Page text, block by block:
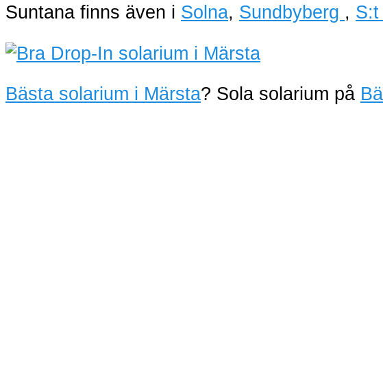
Suntana finns även i Solna, Sundbyberg ,
Bästa solarium i Märsta? Sola solarium på